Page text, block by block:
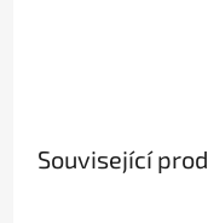
Související